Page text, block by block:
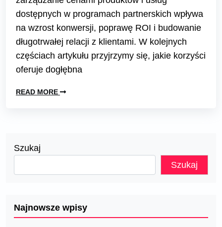
dostępnych w programach partnerskich wpływa
na wzrost konwersji, poprawę ROI i budowanie
długotrwałej relacji z klientami. W kolejnych
częściach artykułu przyjrzymy się, jakie korzyści
oferuje dogłębna
READ MORE
Szukaj
Szukaj
Najnowsze wpisy